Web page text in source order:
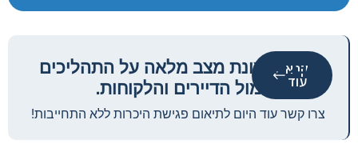
קרא
עוד
קבלו תמונת מצב מלאה על התהליכים
מול הדיירים והלקוחות.
צרו קשר עוד היום לתיאום פגישת היכרות ללא התחייבות!